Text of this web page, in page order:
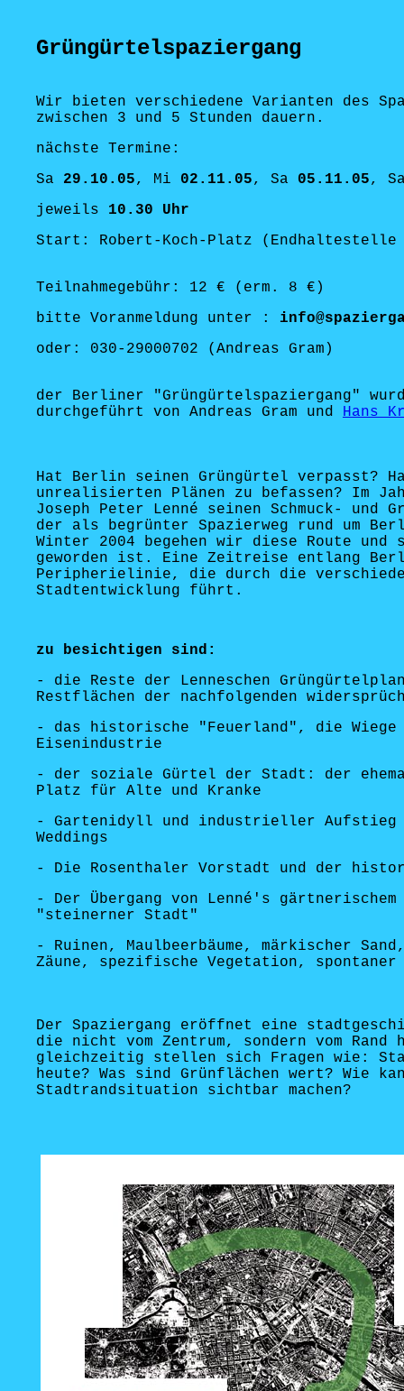
Grüngürtelspaziergang
Wir bieten verschiedene Varianten des
zwischen 3 und 5 Stunden dauern.
nächste Termine:
Sa 29.10.05, Mi 02.11.05, Sa 05.11.05,
jeweils 10.30 Uhr
Start: Robert-Koch-Platz (Endhaltestelle
Teilnahmegebühr: 12 € (erm. 8 €)
bitte Voranmeldung unter :
oder: 030-29000702 (Andreas Gram)
der Berliner "Grüngürtelspaziergang"
durchgeführt von Andreas Gram und Hans
Hat Berlin seinen Grüngürtel verpasst?
unrealisierten Plänen zu befassen? Im
Joseph Peter Lenné seinen Schmuck- und
der als begrünter Spazierweg rund um
Winter 2004 begehen wir diese Route und
geworden ist. Eine Zeitreise entlang
Peripherielinie, die durch die
Stadtentwicklung führt.
zu besichtigen sind:
- die Reste der Lenneschen
Restflächen der nachfolgenden
- das historische "Feuerland", die
Eisenindustrie
- der soziale Gürtel der Stadt: der
Platz für Alte und Kranke
- Gartenidyll und industrieller Aufstieg
Weddings
- Die Rosenthaler Vorstadt und der
- Der Übergang von Lenné's
"steinerner Stadt"
- Ruinen, Maulbeerbäume, märkischer
Zäune, spezifische Vegetation,
Der Spaziergang eröffnet eine
die nicht vom Zentrum, sondern vom
gleichzeitig stellen sich Fragen wie:
heute? Was sind Grünflächen wert? Wie
Stadtrandsituation sichtbar machen?